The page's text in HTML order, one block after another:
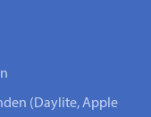
(Daylite, Apple